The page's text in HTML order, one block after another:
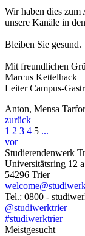
Wir haben dies zum
unsere Kanäle in
Bleiben Sie gesund.
Mit freundlichen
Marcus Kettelhack
Leiter Campus-
Anton, Mensa
zurück
1 2 3 4 5 ...
vor
Studierendenwerk
Universitätsring 12 a
54296 Trier
Tel.: 0800 -
@studiwerktrier
#studiwerktrier
Meistgesucht